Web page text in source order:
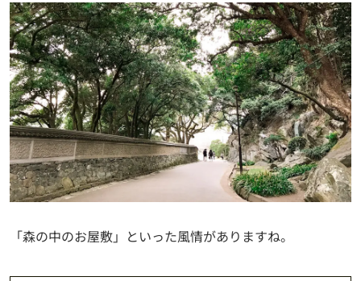
「森の中のお屋敷」といった風情がありますね。